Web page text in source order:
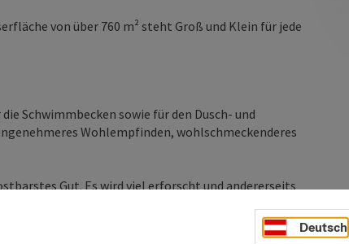
von über 760 m² steht Groß und Klein für jede
Schwimmbecken sowie für den Dusch- und
Wohlempfinden, wohlschmeckenderes
Gut. Es wird viel erforscht und andererseits
gibt als uns jetzt Bekannt ist. Und wenn schon so
...
Deutsch